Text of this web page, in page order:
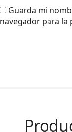
Guarda mi
navegador para la